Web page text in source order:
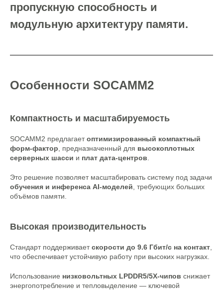
пропускную способность и
модульную архитектуру памяти.
Особенности SOCAMM2
Компактность и масштабируемость
SOCAMM2 предлагаетоптимизированный компактный
форм-фактор , предназначенный для высокоплотных
серверных шасси и плат дата-центров
Это решение позволяет масштабировать систему под задачи
обучения и инференса AI-моделей , требующих больших
объёмов памяти.
Высокая производительность
Стандарт поддерживаетскорости до 9.6 Гбит/с на контакт
что обеспечивает устойчивую работу при высоких нагрузках.
Использование низковольтных LPDDR5/5X-чипов снижает
энергопотребление и тепловыделение — ключевой